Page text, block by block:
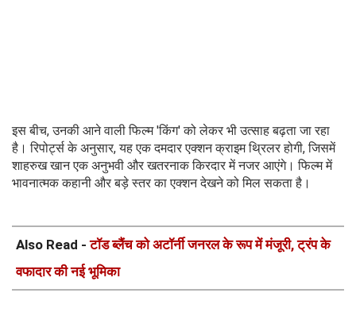
इस बीच, उनकी आने वाली फिल्म 'किंग' को लेकर भी उत्साह बढ़ता जा रहा
है। रिपोर्ट्स के अनुसार, यह एक दमदार एक्शन क्राइम थ्रिलर होगी, जिसमें
शाहरुख खान एक अनुभवी और खतरनाक किरदार में नजर आएंगे। फिल्म में
भावनात्मक कहानी और बड़े स्तर का एक्शन देखने को मिल सकता है।
Also Read -टॉड ब्लैंच को अटॉर्नी जनरल के रूप में मंजूरी, ट्रंप के
वफादार की नई भूमिका